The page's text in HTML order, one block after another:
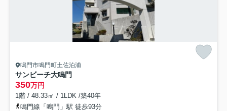
鳴門市鳴門町土佐泊浦
サンビーチ大鳴門
350万円
1階 / 48.33㎡ / 1LDK /築40年
鳴門線「鳴門」駅 徒歩93分